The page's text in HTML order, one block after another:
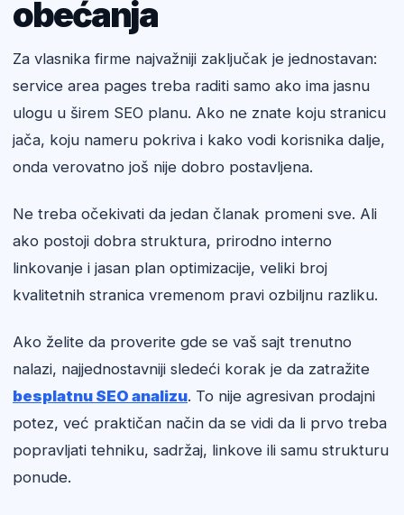
obećanja
Za vlasnika firme najvažniji zaključak je jednostavan:
service area pages treba raditi samo ako ima jasnu
ulogu u širem SEO planu. Ako ne znate koju stranicu
jača, koju nameru pokriva i kako vodi korisnika dalje,
onda verovatno još nije dobro postavljena.
Ne treba očekivati da jedan članak promeni sve. Ali
ako postoji dobra struktura, prirodno interno
linkovanje i jasan plan optimizacije, veliki broj
kvalitetnih stranica vremenom pravi ozbiljnu razliku.
Ako želite da proverite gde se vaš sajt trenutno
nalazi, najjednostavniji sledeći korak je da zatražite
besplatnu SEO analizu. To nije agresivan prodajni
potez, već praktičan način da se vidi da li prvo treba
popravljati tehniku, sadržaj, linkove ili samu strukturu
ponude.